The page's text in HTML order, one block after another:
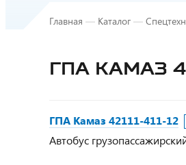
Главная — Каталог —
ГПА КАМАЗ
ГПА Камаз 42111-411-12
Автобус